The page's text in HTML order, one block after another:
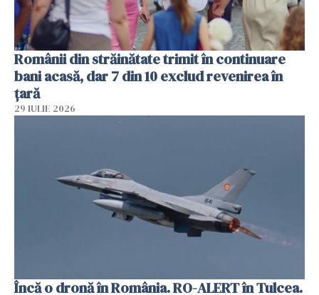
Românii din străinătate trimit în continuare
bani acasă, dar 7 din 10 exclud revenirea în
țară
29 IULIE 2026
Încă o dronă în România. RO-ALERT în Tulcea.